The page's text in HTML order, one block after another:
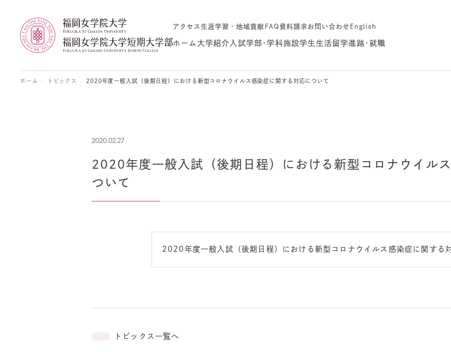
アクセス生涯学習・地域貢献 FAQ資料請求 お問い合わせ English
ホーム 大学紹介 入試学部･学科施設学生生活留学進路･就職
ホーム トピックス 2020年度一般入試（後期日程）における新型コロナウイルス感染症に関する対応について
2020.02.27
2020年度一般入試（後期日程）における新型コロナウイル
ついて
2020年度一般入試（後期日程）における新型コロナウイルス感染症に関する
トピックス一覧へ